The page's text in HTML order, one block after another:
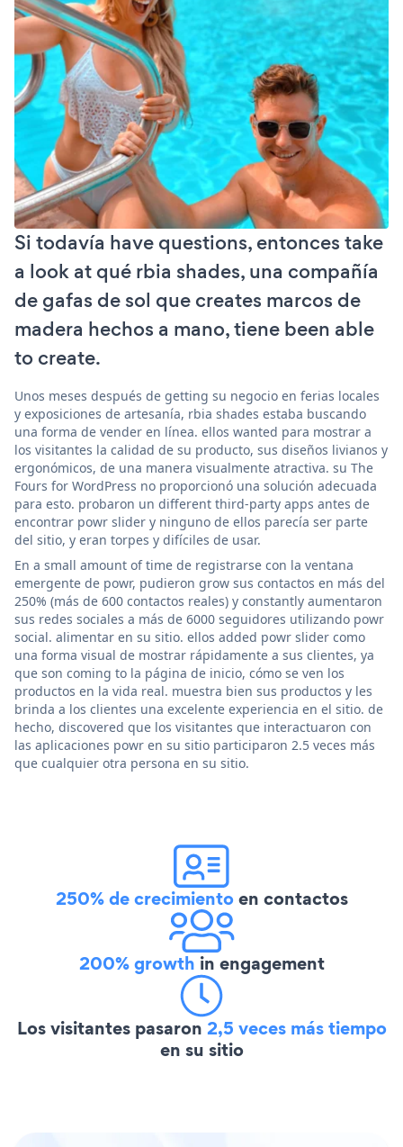
Si todavía have questions, entonces take
a look at qué rbia shades, una compañía
de gafas de sol que creates marcos de
madera hechos a mano, tiene been able
to create.
Unos meses después de getting su negocio en ferias locales
y exposiciones de artesanía, rbia shades estaba buscando
una forma de vender en línea. ellos wanted para mostrar a
los visitantes la calidad de su producto, sus diseños livianos y
ergonómicos, de una manera visualmente atractiva. su The
Fours for WordPress no proporcionó una solución adecuada
para esto. probaron un different third-party apps antes de
encontrar powr slider y ninguno de ellos parecía ser parte
del sitio, y eran torpes y difíciles de usar.
En a small amount of time de registrarse con la ventana
emergente de powr, pudieron grow sus contactos en más del
250% (más de 600 contactos reales) y constantly aumentaron
sus redes sociales a más de 6000 seguidores utilizando powr
social. alimentar en su sitio. ellos added powr slider como
una forma visual de mostrar rápidamente a sus clientes, ya
que son coming to la página de inicio, cómo se ven los
productos en la vida real. muestra bien sus productos y les
brinda a los clientes una excelente experiencia en el sitio. de
hecho, discovered que los visitantes que interactuaron con
las aplicaciones powr en su sitio participaron 2.5 veces más
que cualquier otra persona en su sitio.
250% de crecimientoen contactos
200% growth in engagement
Los visitantes pasaron 2,5 veces más tiempo
en su sitio